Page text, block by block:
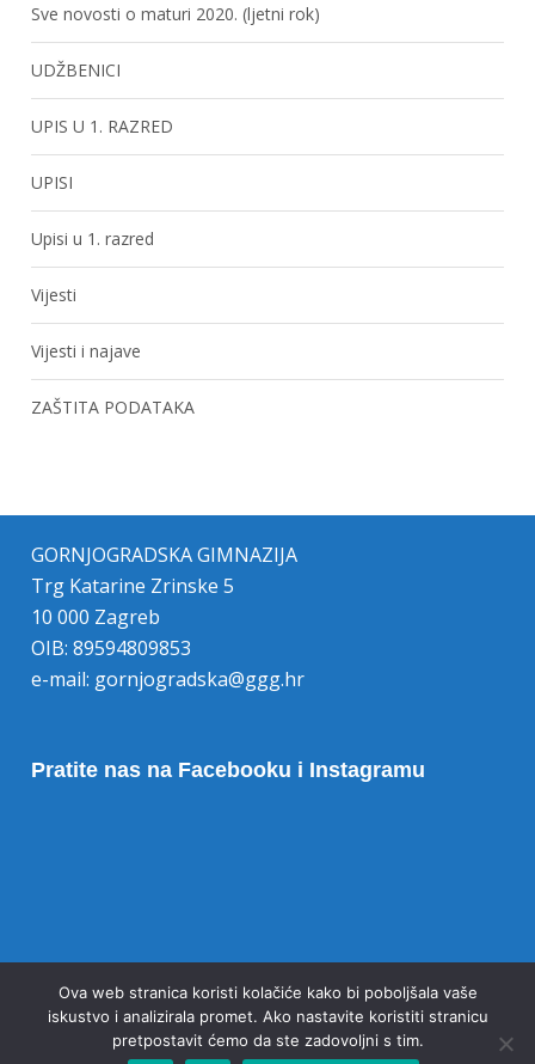
Sve novosti o maturi 2020. (ljetni rok)
UDŽBENICI
UPIS U 1. RAZRED
UPISI
Upisi u 1. razred
Vijesti
Vijesti i najave
ZAŠTITA PODATAKA
GORNJOGRADSKA GIMNAZIJA
Trg Katarine Zrinske 5
10 000 Zagreb
OIB: 89594809853
e-mail: gornjogradska@ggg.hr
Pratite nas na Facebooku i Instagramu
Ova web stranica koristi kolačiće kako bi poboljšala vaše
iskustvo i analizirala promet. Ako nastavite koristiti stranicu
pretpostavit ćemo da ste zadovoljni s tim.